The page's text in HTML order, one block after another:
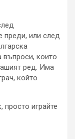
преди, или след
въпроси, които
ред. Има
който
играйте